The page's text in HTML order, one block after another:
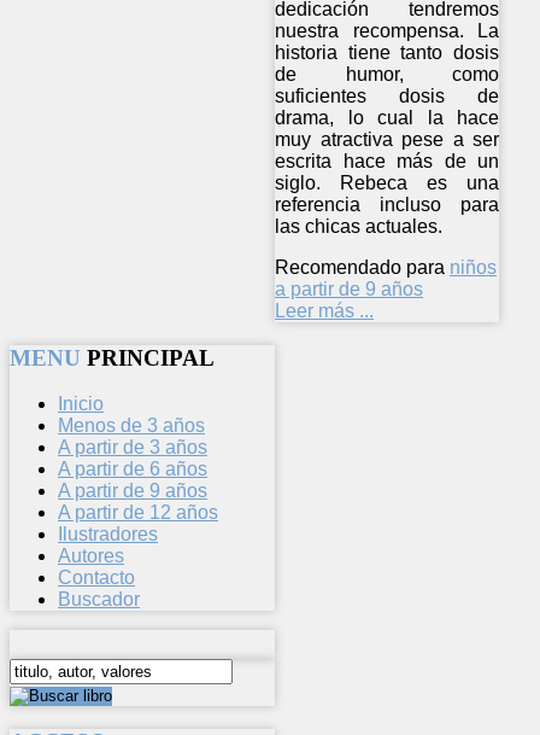
dedicación tendremos
nuestra recompensa. La
historia tiene tanto dosis
de humor, como
suficientes dosis de
drama, lo cual la hace
muy atractiva pese a ser
escrita hace más de un
siglo. Rebeca es una
referencia incluso para
las chicas actuales.
Recomendado para niños
a partir de 9 años
Leer más ...
MENU PRINCIPAL
Inicio
Menos de 3 años
A partir de 3 años
A partir de 6 años
A partir de 9 años
A partir de 12 años
Ilustradores
Autores
Contacto
Buscador